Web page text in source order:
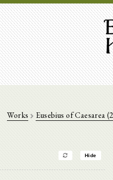
Works Eusebius of Caesarea
Hide